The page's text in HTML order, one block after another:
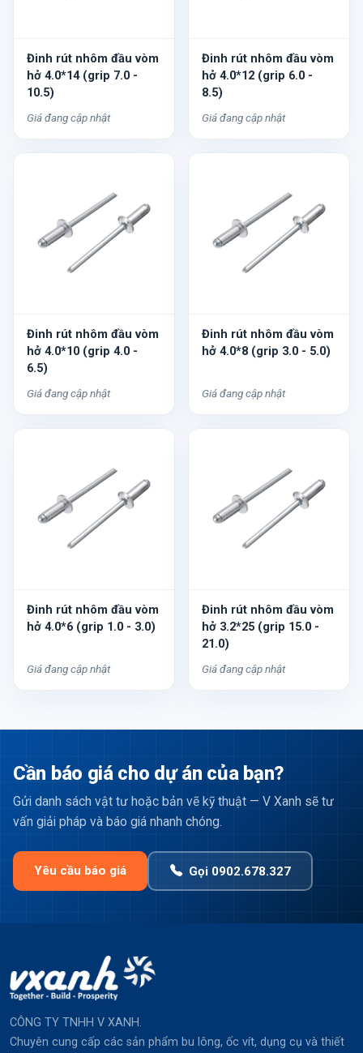
Đinh rút nhôm đầu vòm
hở 4.0*14 (grip 7.0 -
10.5)
Giá đang cập nhật
Đinh rút nhôm đầu vòm
hở 4.0*12 (grip 6.0 -
8.5)
Giá đang cập nhật
Đinh rút nhôm đầu vòm
hở 4.0*10 (grip 4.0 -
6.5)
Giá đang cập nhật
Đinh rút nhôm đầu vòm
hở 4.0*8 (grip 3.0 - 5.0)
Giá đang cập nhật
Đinh rút nhôm đầu vòm
hở 4.0*6 (grip 1.0 - 3.0)
Giá đang cập nhật
Đinh rút nhôm đầu vòm
hở 3.2*25 (grip 15.0 -
21.0)
Giá đang cập nhật
Cần báo giá cho dự án của bạn?
Gửi danh sách vật tư hoặc bản vẽ kỹ thuật — V Xanh sẽ tư
vấn giải pháp và báo giá nhanh chóng.
Yêu cầu báo giá Gọi 0902.678.327
CÔNG TY TNHH V XANH.
Chuyên cung cấp các sản phẩm bu lông, ốc vít, dụng cụ và thiết